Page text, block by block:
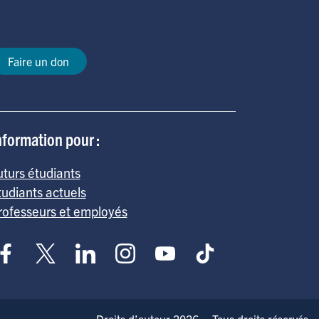
Faire un don
pour :
étudiants
actuels
et employés